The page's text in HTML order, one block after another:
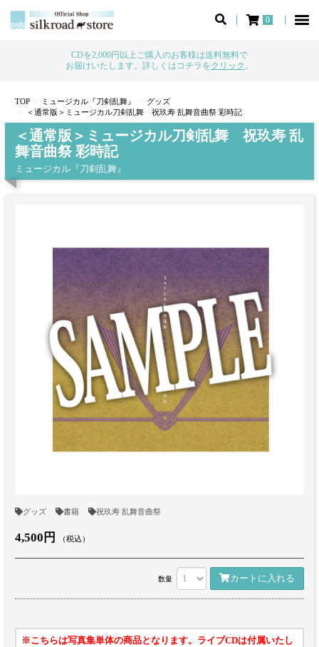
0
CDを2,000円以上ご購入のお客様は送料無料で
お届けいたします。詳しくはコチラをクリック 。
TOP ミュージカル『刀剣乱舞』
グッズ
＜通常版＞ミュージカル刀剣乱舞 祝玖寿 乱舞音曲祭 彩時記
＜通常版＞ミュージカル刀剣乱舞 祝玖寿 乱
舞音曲祭 彩時記
ミュージカル『刀剣乱舞』
グッズ 書籍 祝玖寿 乱舞音曲祭
4,500円 （税込）
数量 カートに入れる
※こちらは写真集単体の商品となります。ライブCDは付属いたし